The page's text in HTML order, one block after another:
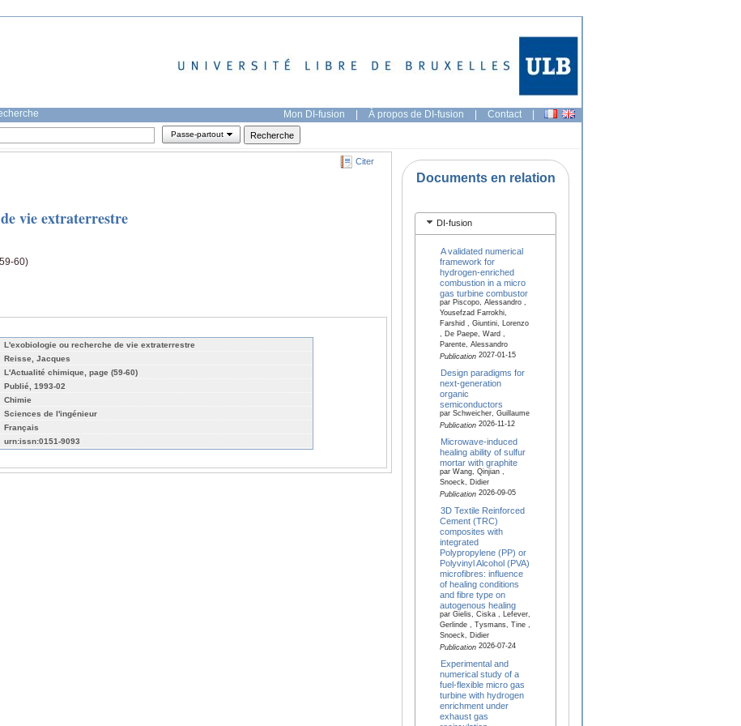
Mon DI-fusion | À propos de DI-fusion | Contact |
Passe-partout
Citer
vie extraterrestre
60)
L'exobiologie ou recherche de vie extraterrestre
Reisse, Jacques
L'Actualité chimique, page (59-60)
Publié, 1993-02
Chimie
Sciences de l'ingénieur
Français
urn:issn:0151-9093
Documents en relation
DI-fusion
A validated numerical
framework for
hydrogen-enriched
combustion in a micro
gas turbine combustor
par Piscopo, Alessandro ,
Yousefzad Farrokhi,
Farshid , Giuntini, Lorenzo
, De Paepe, Ward ,
Parente, Alessandro
Publication2027-01-15
Design paradigms for
next-generation
organic
semiconductors
par Schweicher, Guillaume
Publication2026-11-12
Microwave-induced
healing ability of sulfur
mortar with graphite
par Wang, Qinjian ,
Snoeck, Didier
Publication2026-09-05
3D Textile Reinforced
Cement (TRC)
composites with
integrated
Polypropylene (PP) or
Polyvinyl Alcohol (PVA)
microfibres: influence
of healing conditions
and fibre type on
autogenous healing
par Gielis, Ciska , Lefever,
Gerlinde , Tysmans, Tine ,
Snoeck, Didier
Publication2026-07-24
Experimental and
numerical study of a
fuel-flexible micro gas
turbine with hydrogen
enrichment under
exhaust gas